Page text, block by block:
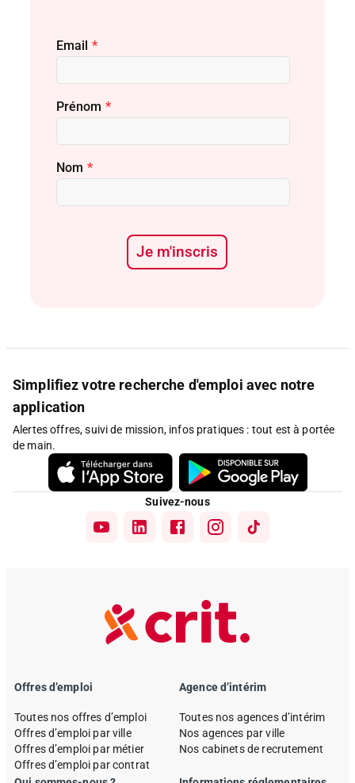
Email *
Prénom *
Nom *